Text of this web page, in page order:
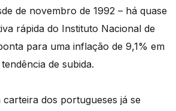
de novembro de 1992 – há quase
rápida do Instituto Nacional de
para uma inflação de 9,1% em
de subida.
dos portugueses já se